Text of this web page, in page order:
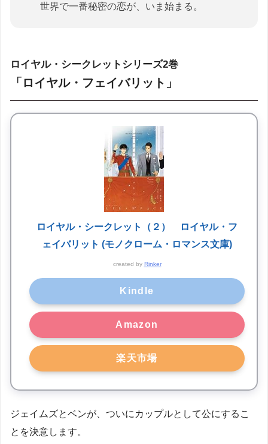
世界で一番秘密の恋が、いま始まる。
ロイヤル・シークレットシリーズ2巻
「ロイヤル・フェイバリット」
ロイヤル・シークレット（２） ロイヤル・フ
ェイバリット (モノクローム・ロマンス文庫)
created by Rinker
Kindle
Amazon
楽天市場
ジェイムズとベンが、ついにカップルとして公にするこ
とを決意します。